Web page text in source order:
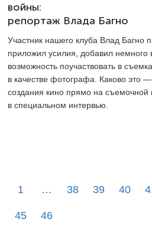
войны:
репортаж Влада Багно
Участник нашего клуба Влад Багно
приложил усилия, добавил
возможность поучаствовать в
в качестве фотографа. Каково это
создания кино прямо на съемочной
в специальном интервью.
1 … 38 39 40
45 46